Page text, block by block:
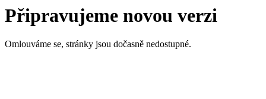
Připravujeme novou verzi
Omlouváme se, stránky jsou dočasně nedostupné.